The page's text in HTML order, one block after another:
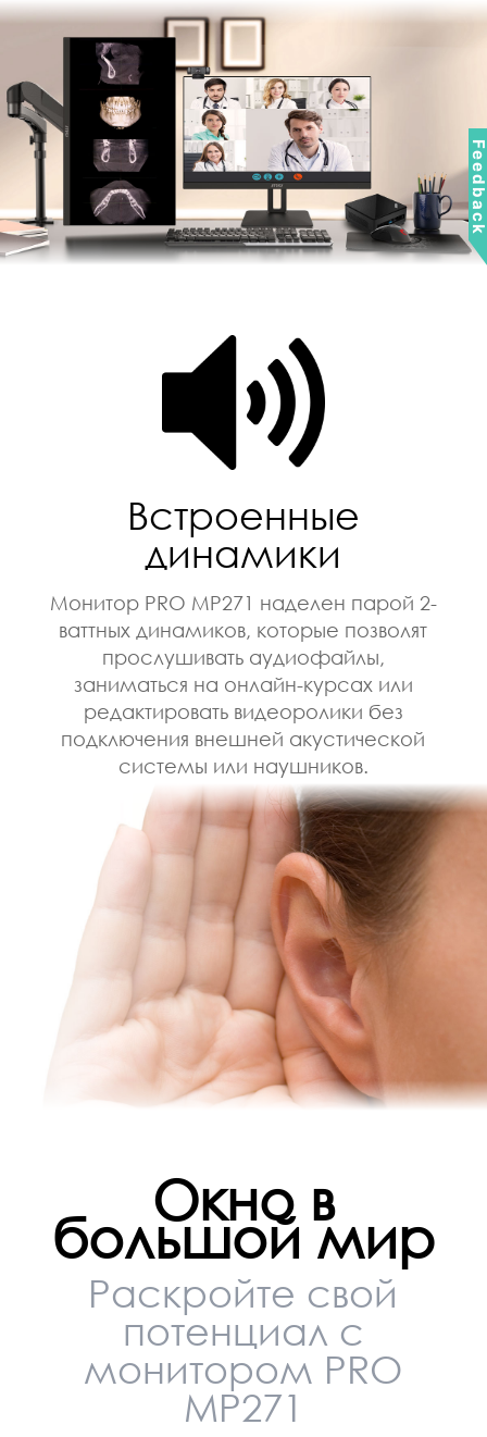
Встроенные
динамики
Монитор PRO MP271 наделен парой 2-
ваттных динамиков, которые позволят
прослушивать аудиофайлы,
заниматься на онлайн-курсах или
редактировать видеоролики без
подключения внешней акустической
системы или наушников.
Окно в
большой мир
Раскройте свой
потенциал с
монитором PRO
MP271